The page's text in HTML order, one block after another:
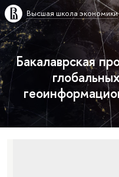
Высшая школа экономики
Бакалаврская